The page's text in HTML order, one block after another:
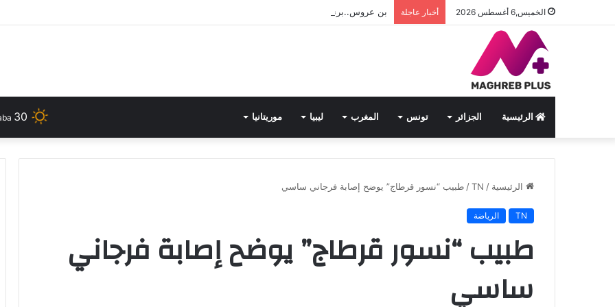
الخميس,6 أغسطس 2026 أخبار عاجلة بن عروس..برنامج متنوع في الدورة الثانية لـ”المهرجان الدّولي للفنون الشّعبية بأوذنة “
الرئيسية الجزائر تونس المغرب ليبيا موريتانيا 30
الرئيسية /
TN
/ طبيب “نسور قرطاج” يوضح إصابة فرجاني ساسي
TN الرياضة
طبيب “نسور قرطاج” يوضح إصابة فرجاني
ساسي